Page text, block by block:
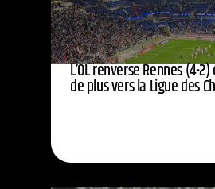
L’OL renverse Rennes (4-
de plus vers la Ligue des